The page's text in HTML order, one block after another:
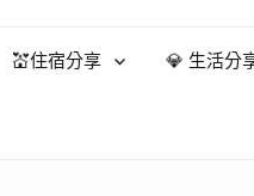
💒住宿分享 💎 生活分